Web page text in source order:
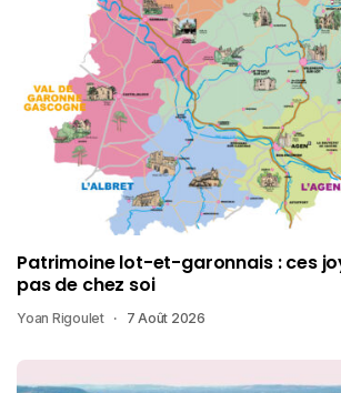
Patrimoine lot-et-garonnais : ces
pas de chez soi
Yoan Rigoulet 7 Août 2026